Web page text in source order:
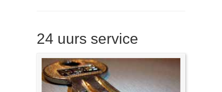
24 uurs service